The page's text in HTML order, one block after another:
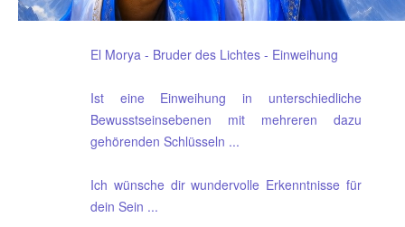
El Morya - Bruder des Lichtes - Einweihung
Ist eine Einweihung in unterschiedliche
Bewusstseinsebenen mit mehreren dazu
gehörenden Schlüsseln ...
Ich wünsche dir wundervolle Erkenntnisse für
dein Sein ...